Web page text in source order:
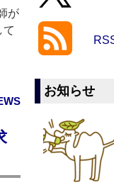
が
て
お知らせ